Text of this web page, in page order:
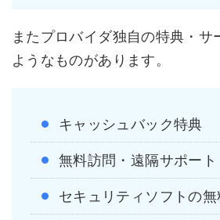
またプロバイダ独自の特典・サ
ようなものがあります。
キャッシュバック特典
無料訪問・遠隔サポート
セキュリティソフトの